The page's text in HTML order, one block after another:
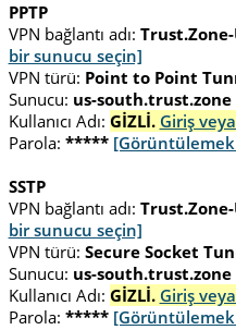
PPTP
VPN bağlantı adı:
bir sunucu seçin]
VPN türü: Point to Point
Sunucu: us-south.trust.zone
Kullanıcı Adı: GİZLİ. Giriş
Parola: ***** [Görüntülemek
SSTP
VPN bağlantı adı:
bir sunucu seçin]
VPN türü: Secure Socket
Sunucu: us-south.trust.zone
Kullanıcı Adı: GİZLİ. Giriş
Parola: ***** [Görüntülemek